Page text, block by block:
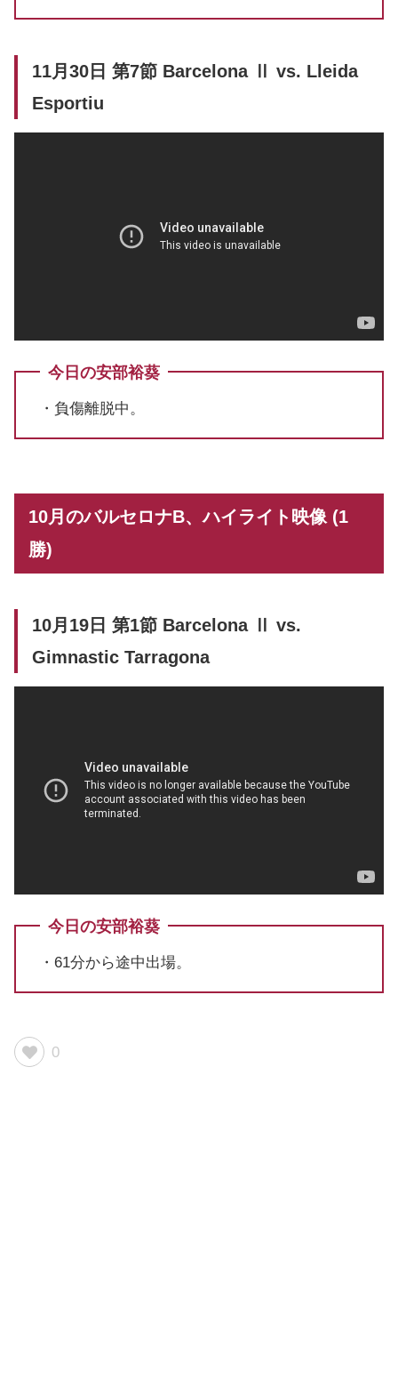
11月30日 第7節 Barcelona Ⅱ vs. Lleida
Esportiu
今日の安部裕葵
・負傷離脱中。
10月のバルセロナB、ハイライト映像 (1
勝)
10月19日 第1節 Barcelona Ⅱ vs.
Gimnastic Tarragona
今日の安部裕葵
・61分から途中出場。
0